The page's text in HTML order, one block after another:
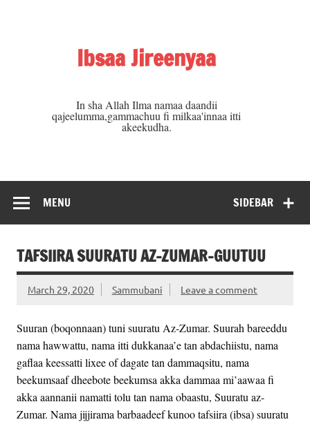
Ibsaa Jireenyaa
In sha Allah Ilma namaa daandii
qajeelumma,gammachuu fi milkaa'innaa itti
akeekudha.
SIDEBAR
MENU
TAFSIIRA SUURATU AZ-ZUMAR-GUUTUU
March 29, 2020 Sammubani Leave a comment
Suuran (boqonnaan) tuni suuratu Az-Zumar. Suurah bareeddu
nama hawwattu, nama itti dukkanaa’e tan abdachiistu, nama
gaflaa keessatti lixee of dagate tan dammaqsitu, nama
beekumsaaf dheebote beekumsa akka dammaa mi’aawaa fi
akka aannanii namatti tolu tan nama obaastu, Suuratu az-
Zumar. Nama jijjirama barbaadeef kunoo tafsiira (ibsa) suuratu